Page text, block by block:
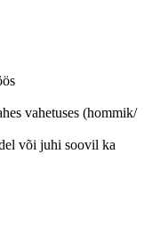
vahetuses (hommik/
või juhi soovil ka